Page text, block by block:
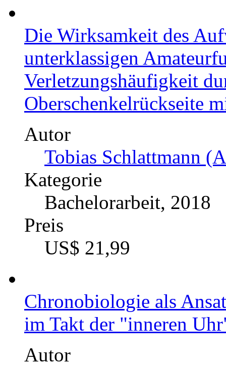
US$ 34,99
Gesundheitsbezogenes
Welche Prädiktoren
Autor
Marcella Hanke
Kategorie
Masterarbeit, 2021
US$ 45,99